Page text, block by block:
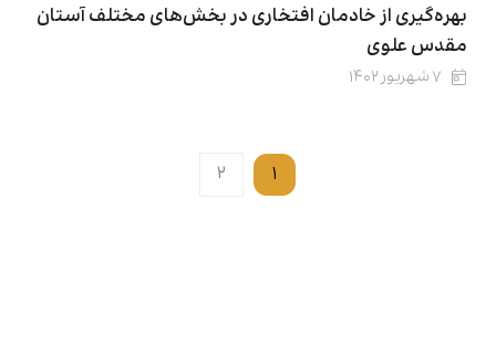
بهره‌گیری از خادمان افتخاری در بخش‌های مختلف آستان
مقدس علوی
۷ شهریور ۱۴۰۲
۱ ۲